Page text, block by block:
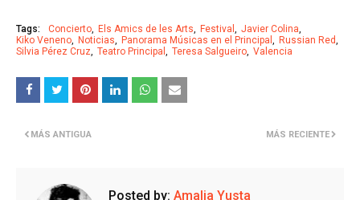
Tags: Concierto Els Amics de les Arts Festival
Javier Colina
Kiko Veneno
Noticias Panorama Músicas en el Principal
Russian Red
Silvia Pérez Cruz Teatro Principal Teresa Salgueiro Valencia
MÁS RECIENTE
MÁS ANTIGUA
Posted by: Amalia Yusta